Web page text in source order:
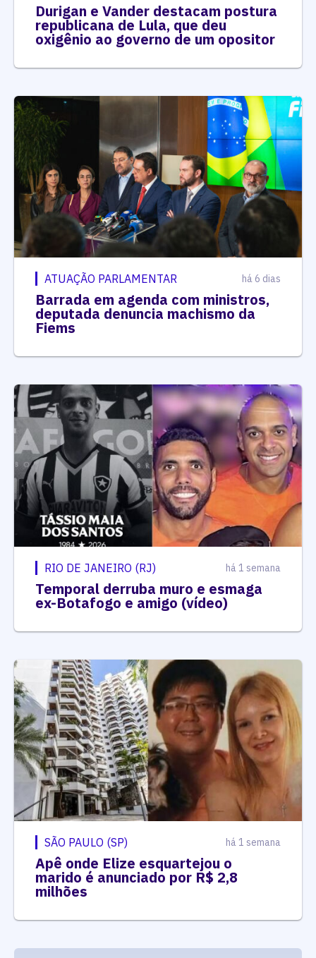
Durigan e Vander destacam postura
republicana de Lula, que deu
oxigênio ao governo de um opositor
ATUAÇÃO PARLAMENTAR há 6 dias
Barrada em agenda com ministros,
deputada denuncia machismo da
Fiems
RIO DE JANEIRO (RJ) há 1 semana
Temporal derruba muro e esmaga
ex-Botafogo e amigo (vídeo)
SÃO PAULO (SP) há 1 semana
Apê onde Elize esquartejou o
marido é anunciado por R$ 2,8
milhões